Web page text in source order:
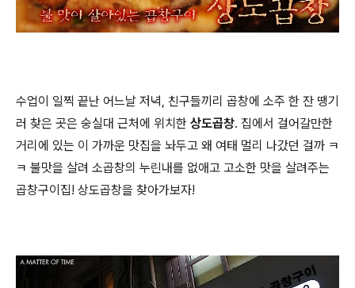
수업이 일찍 끝난 어느날 저녁, 친구들끼리 곱창에 소주 한 잔 땡기
러 찾은 곳은 숭실대 근처에 위치한 상도곱창. 집에서 걸어갈만한
거리에 있는 이 가까운 맛집을 놔두고 왜 여태 멀리 나갔던 걸까 ㅋ
ㅋ 불맛을 살려 소곱창의 누린내를 없애고 고소한 맛을 살려주는
곱창구이집! 상도곱창을 찾아가보자!